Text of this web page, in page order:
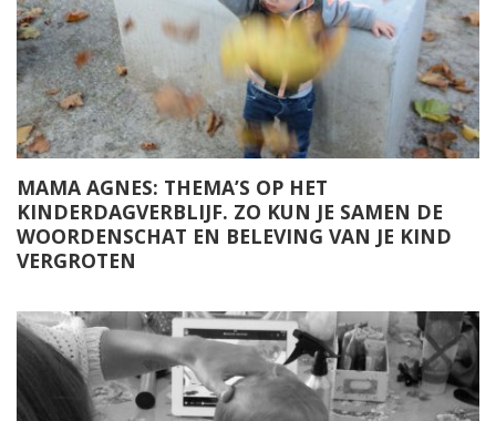
MAMA AGNES: THEMA’S OP HET
KINDERDAGVERBLIJF. ZO KUN JE SAMEN DE
WOORDENSCHAT EN BELEVING VAN JE KIND
VERGROTEN